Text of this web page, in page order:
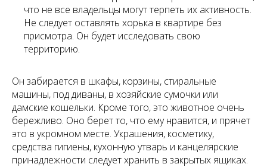
что не все владельцы могут терпеть их активность.
Не следует оставлять хорька в квартире без
присмотра. Он будет исследовать свою
территорию.
Он забирается в шкафы, корзины, стиральные
машины, под диваны, в хозяйские сумочки или
дамские кошельки. Кроме того, это животное очень
бережливо. Оно берет то, что ему нравится, и прячет
это в укромном месте. Украшения, косметику,
средства гигиены, кухонную утварь и канцелярские
принадлежности следует хранить в закрытых ящиках.